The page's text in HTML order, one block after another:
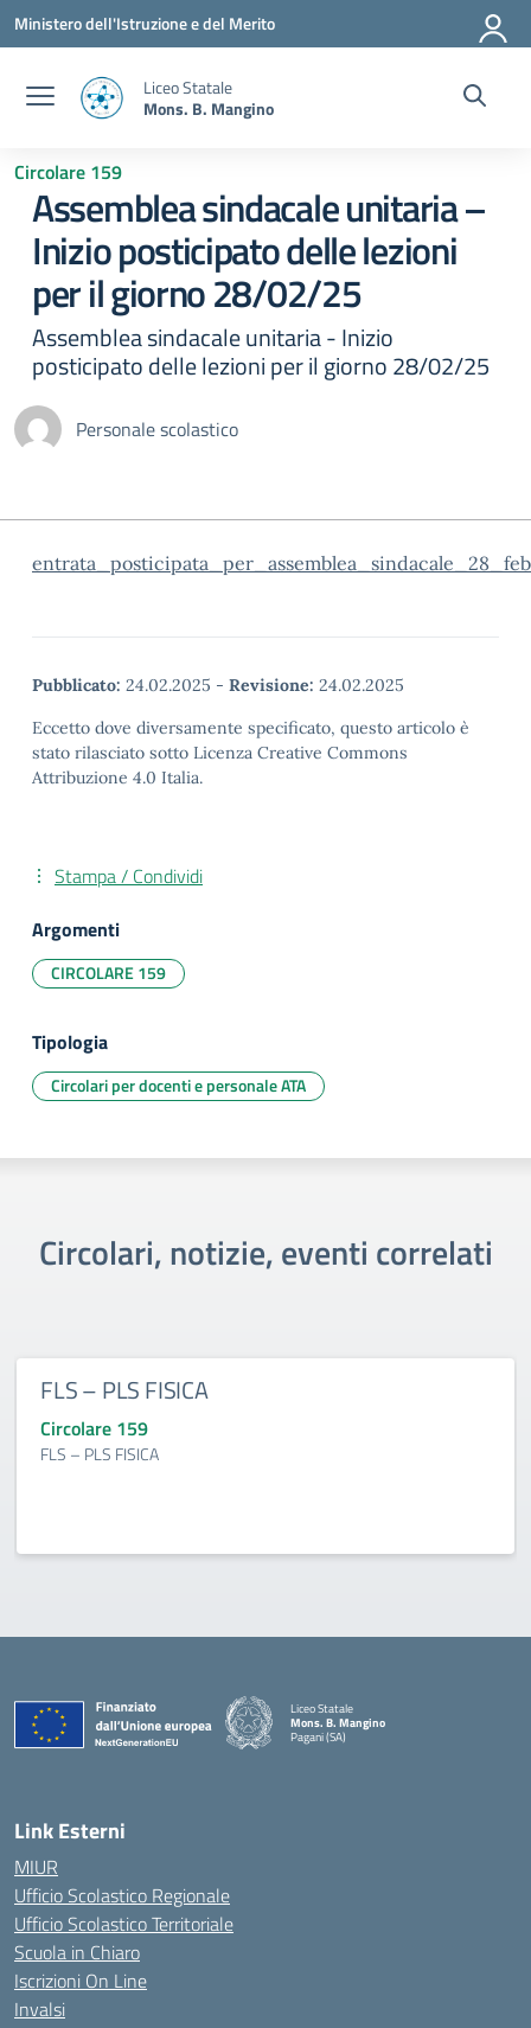
Vai ai contenuti
Vai al menu di navigazione
Vai al footer
Ministero dell'Istruzione e del Merito
Liceo Statale
Mons. B. Mangino
Circolare 159
Assemblea sindacale unitaria –
Inizio posticipato delle lezioni
per il giorno 28/02/25
Assemblea sindacale unitaria - Inizio
posticipato delle lezioni per il giorno 28/02/25
Personale scolastico
Pubblicato: 24.02.2025 - Revisione: 24.02.2025
Eccetto dove diversamente specificato, questo articolo è
stato rilasciato sotto Licenza Creative Commons
Attribuzione 4.0 Italia.
Stampa / Condividi
Argomenti
CIRCOLARE 159
Tipologia
Circolari per docenti e personale ATA
Circolari, notizie, eventi correlati
FLS – PLS FISICA
Circolare 159
FLS – PLS FISICA
Liceo Statale
Mons. B. Mangino
Pagani (SA)
— Visita la pagina iniziale della scuola
Link Esterni
MIUR
Ufficio Scolastico Regionale
Ufficio Scolastico Territoriale
Scuola in Chiaro
Iscrizioni On Line
Invalsi